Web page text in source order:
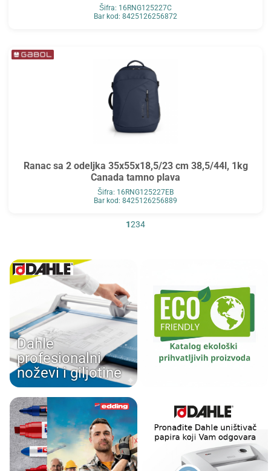
Šifra: 16RNG125227C
Bar kod: 8425126256872
Ranac sa 2 odeljka 35x55x18,5/23 cm 38,5/44l, 1kg
Canada tamno plava
Šifra: 16RNG125227EB
Bar kod: 8425126256889
1234
Dahle
profesionalni
noževi i giljotine